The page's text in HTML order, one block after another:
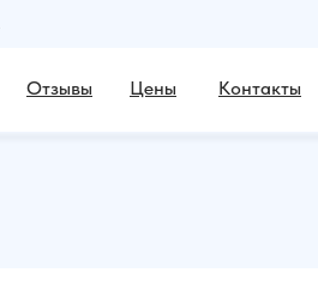
Отзывы Цены Контакты